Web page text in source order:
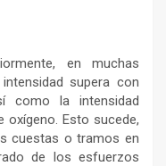
en muchas
supera con
como la intensidad
oxígeno. Esto sucede,
cuestas o tramos en
de los esfuerzos